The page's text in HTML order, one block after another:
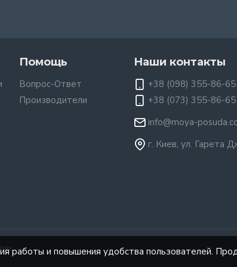
Помощь
Вопрос-Ответ
Производители
Наши контакты
+38 (098) 355-86-65
+38 (073) 355-86-65
info@moya-
г. Киев, ул. Гарета
работы и повышения удобства пользователей.